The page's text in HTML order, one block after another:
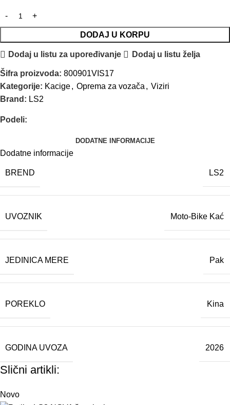
DODAJ U KORPU
Dodaj u listu za upoređivanje Dodaj u listu želja
Šifra proizvoda: 800901VIS17
Kategorije: Kacige, Oprema za vozača , Viziri
Brand: LS2
Podeli:
DODATNE INFORMACIJE
Dodatne informacije
BREND LS2
UVOZNIK Moto-Bike Kać
JEDINICA MERE Pak
POREKLO Kina
GODINA UVOZA 2026
Slični artikli:
Novo